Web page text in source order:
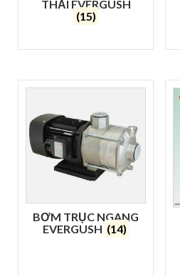
THẢI EVERGUSH
(15)
BƠM TRỤC NGANG
EVERGUSH (14)